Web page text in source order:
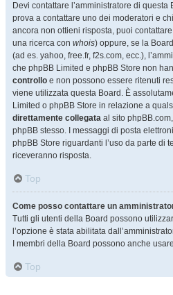
Devi contattare l’amministratore di
prova a contattare uno dei moderatori e
ancora non ottieni risposta, puoi
una ricerca con whois) oppure, se la
(ad es. yahoo, free.fr, f2s.com, ecc.),
che phpBB Limited e phpBB Store non
controllo e non possono essere ritenuti
viene utilizzata questa Board. È
Limited o phpBB Store in relazione a
direttamente collegata al sito
phpBB stesso. I messaggi di posta
phpBB Store riguardanti l’uso da parte di
riceveranno risposta.
Top
Come posso contattare un
Tutti gli utenti della Board possono
l’opzione è stata abilitata
I membri della Board possono anche
Top